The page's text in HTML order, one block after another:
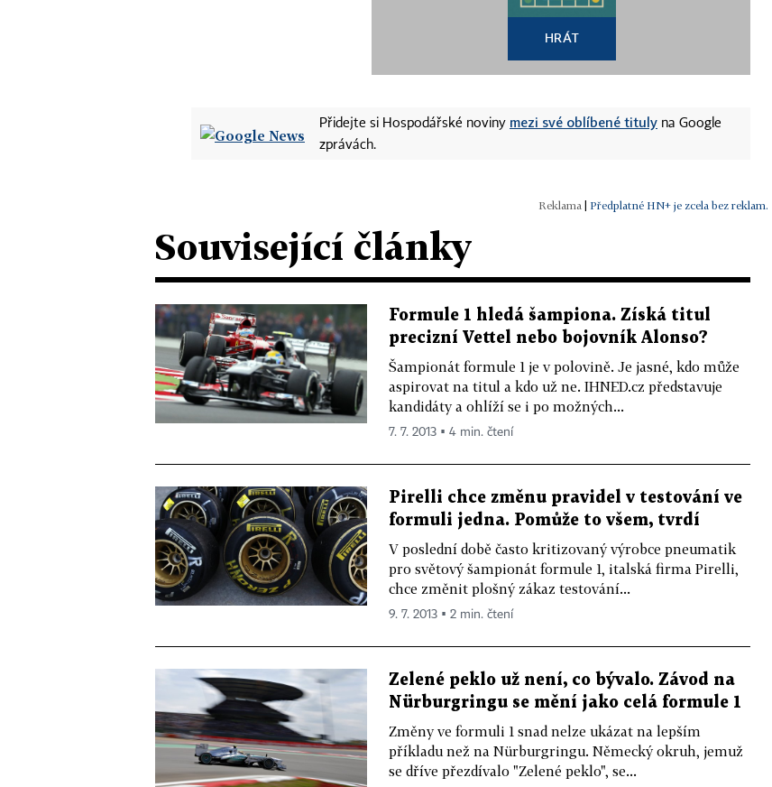
HRÁT
Přidejte si Hospodářské noviny mezi své oblíbené tituly na Google
zprávách.
| Předplatné HN+ je zcela bez reklam.
Související články
Formule 1 hledá šampiona. Získá titul
precizní Vettel nebo bojovník Alonso?
Šampionát formule 1 je v polovině. Je jasné, kdo může
aspirovat na titul a kdo už ne. IHNED.cz představuje
kandidáty a ohlíží se i po možných...
7. 7. 2013 ▪ 4 min. čtení
Pirelli chce změnu pravidel v testování ve
formuli jedna. Pomůže to všem, tvrdí
V poslední době často kritizovaný výrobce pneumatik
pro světový šampionát formule 1, italská firma Pirelli,
chce změnit plošný zákaz testování...
9. 7. 2013 ▪ 2 min. čtení
Zelené peklo už není, co bývalo. Závod na
Nürburgringu se mění jako celá formule 1
Změny ve formuli 1 snad nelze ukázat na lepším
příkladu než na Nürburgringu. Německý okruh, jemuž
se dříve přezdívalo "Zelené peklo", se...